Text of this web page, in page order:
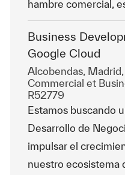
hambre comercial,
Business
Google Cloud
Emplacement
Alcobendas,
Catégorie
Commercial et
R52779
Estamos buscando
Desarrollo de
impulsar el
nuestro ecosistema